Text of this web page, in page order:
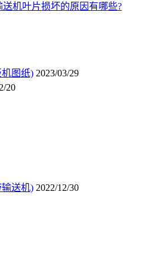
送机叶片损坏的原因有哪些?
图纸) 2023/03/29
20
送机) 2022/12/30